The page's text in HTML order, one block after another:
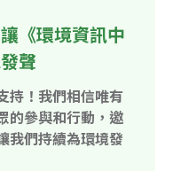
《環境資訊中
聲
持！我們相信唯有
的參與和行動，邀
我們持續為環境發